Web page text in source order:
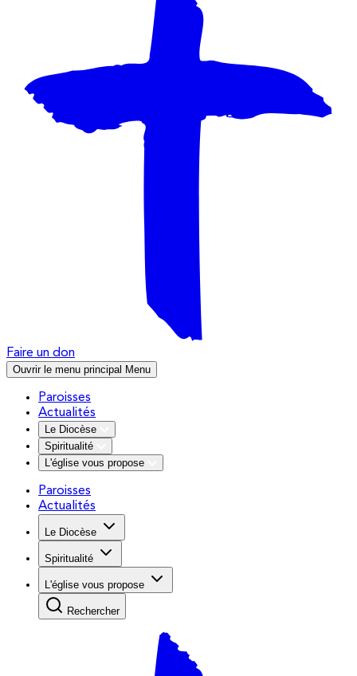
Faire un don
Ouvrir le menu principal Menu
Paroisses
Actualités
Le Diocèse
Spiritualité
L'église vous propose
Paroisses
Actualités
Le Diocèse
Spiritualité
L'église vous propose
Rechercher